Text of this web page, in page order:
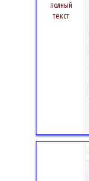
полный
текст